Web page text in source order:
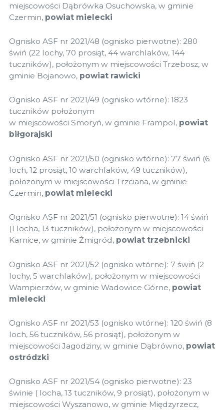
miejscowości Dąbrówka Osuchowska, w gminie
Czermin, powiat mielecki
Ognisko ASF nr 2021/48 (ognisko pierwotne): 280
świń (22 lochy, 70 prosiąt, 44 warchlaków, 144
tuczników), położonym w miejscowości Trzebosz, w
gminie Bojanowo, powiat rawicki
Ognisko ASF nr 2021/49 (ognisko wtórne): 1823
tuczników położonym
w miejscowości Smoryń, w gminie Frampol, powiat
biłgorajski
Ognisko ASF nr 2021/50 (ognisko wtórne): 77 świń (6
loch, 12 prosiąt, 10 warchlaków, 49 tuczników),
położonym w miejscowości Trzciana, w gminie
Czermin, powiat mielecki
Ognisko ASF nr 2021/51 (ognisko pierwotne): 14 świń
(1 locha, 13 tuczników), położonym w miejscowości
Karnice, w gminie Żmigród, powiat trzebnicki
Ognisko ASF nr 2021/52 (ognisko wtórne): 7 świń (2
lochy, 5 warchlaków), położonym w miejscowości
Wampierzów, w gminie Wadowice Górne, powiat
mielecki
Ognisko ASF nr 2021/53 (ognisko wtórne): 120 świń (8
loch, 56 tuczników, 56 prosiąt), położonym w
miejscowości Jagodziny, w gminie Dąbrówno, powiat
ostródzki
Ognisko ASF nr 2021/54 (ognisko pierwotne): 23
świnie ( locha, 13 tuczników, 9 prosiąt), położonym w
miejscowości Wyszanowo, w gminie Międzyrzecz,